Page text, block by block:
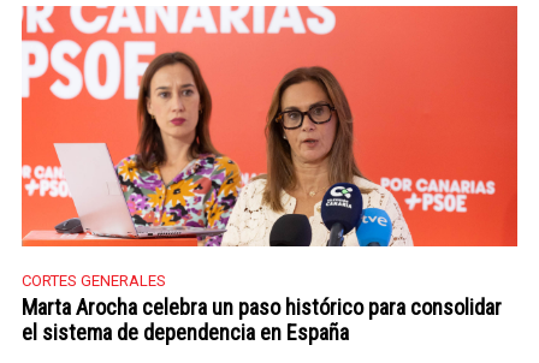
CORTES GENERALES
Marta Arocha celebra un paso histórico para consolidar
el sistema de dependencia en España